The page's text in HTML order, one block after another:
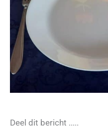
Deel dit bericht .....